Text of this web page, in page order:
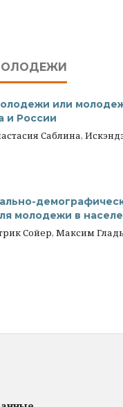
или
и России
Саблина,
молодежи в
Сойер, Максим